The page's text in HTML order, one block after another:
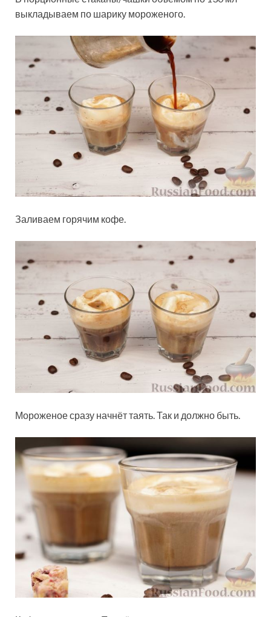
выкладываем по шарику мороженого.
Заливаем горячим кофе.
Мороженое сразу начнёт таять. Так и должно быть.